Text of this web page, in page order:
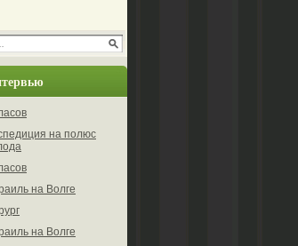
на полюс
на Волге
на Волге